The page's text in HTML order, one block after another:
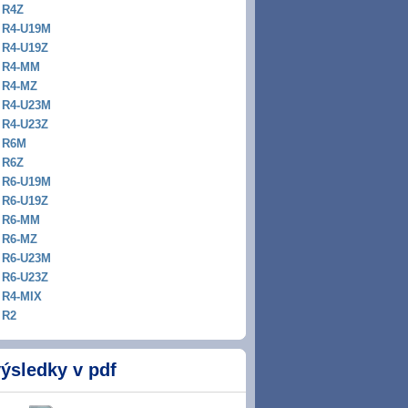
R4Z
R4-U19M
R4-U19Z
R4-MM
R4-MZ
R4-U23M
R4-U23Z
R6M
R6Z
R6-U19M
R6-U19Z
R6-MM
R6-MZ
R6-U23M
R6-U23Z
R4-MIX
R2
v pdf